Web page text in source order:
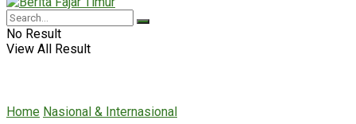
No Result
View All Result
Home Nasional & Internasional